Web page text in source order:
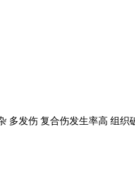
多发伤 复合伤发生率高 组